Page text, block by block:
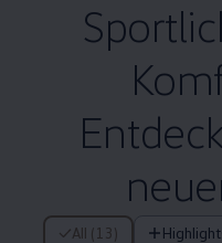
All (13)
13 von 13 Elemente